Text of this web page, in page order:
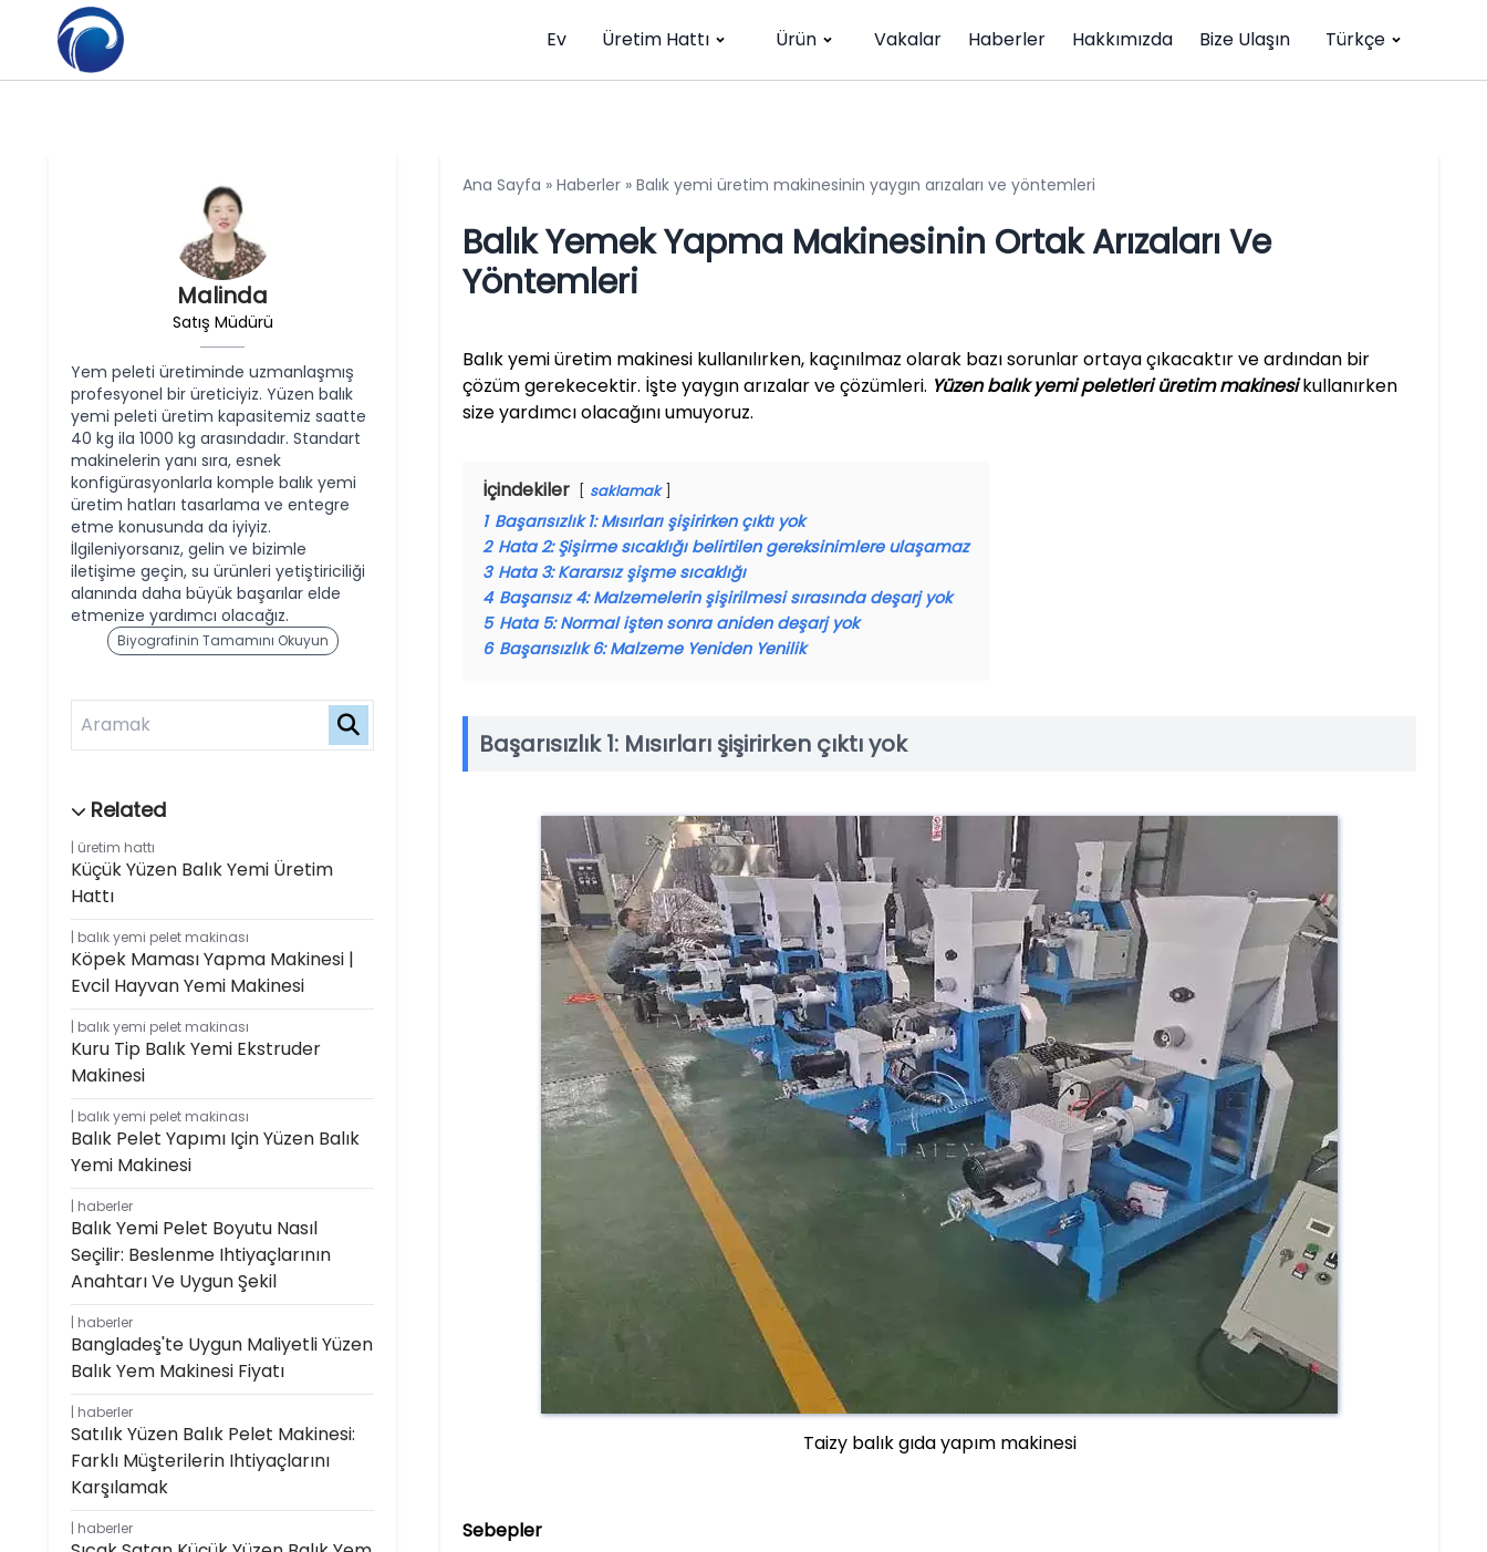
Ev Üretim Hattı Ürün Vakalar Haberler Hakkımızda Bize Ulaşın Türkçe
Malinda
Satış Müdürü
Yem peleti üretiminde uzmanlaşmış
profesyonel bir üreticiyiz. Yüzen balık
yemi peleti üretim kapasitemiz saatte
40 kg ila 1000 kg arasındadır. Standart
makinelerin yanı sıra, esnek
konfigürasyonlarla komple balık yemi
üretim hatları tasarlama ve entegre
etme konusunda da iyiyiz.
İlgileniyorsanız, gelin ve bizimle
iletişime geçin, su ürünleri yetiştiriciliği
alanında daha büyük başarılar elde
etmenize yardımcı olacağız.
Biyografinin Tamamını Okuyun
üretim hattı
Küçük Yüzen Balık Yemi Üretim
Hattı
balık yemi pelet makinası
Köpek Maması Yapma Makinesi |
Evcil Hayvan Yemi Makinesi
balık yemi pelet makinası
Kuru Tip Balık Yemi Ekstruder
Makinesi
balık yemi pelet makinası
Balık Pelet Yapımı Için Yüzen Balık
Yemi Makinesi
haberler
Balık Yemi Pelet Boyutu Nasıl
Seçilir: Beslenme Ihtiyaçlarının
Anahtarı Ve Uygun Şekil
haberler
Bangladeş'te Uygun Maliyetli Yüzen
Balık Yem Makinesi Fiyatı
haberler
Satılık Yüzen Balık Pelet Makinesi:
Farklı Müşterilerin Ihtiyaçlarını
Karşılamak
haberler
Ana Sayfa » Haberler » Balık yemi üretim makinesinin yaygın arızaları ve yöntemleri
Balık Yemek Yapma Makinesinin Ortak Arızaları Ve
Yöntemleri
Balık yemi üretim makinesi kullanılırken, kaçınılmaz olarak bazı sorunlar ortaya çıkacaktır ve ardından bir
çözüm gerekecektir. İşte yaygın arızalar ve çözümleri. Yüzen balık yemi peletleri üretim makinesikullanırken
size yardımcı olacağını umuyoruz.
İçindekiler saklamak
1 Başarısızlık 1: Mısırları şişirirken çıktı yok
2 Hata 2: Şişirme sıcaklığı belirtilen gereksinimlere ulaşamaz
3 Hata 3: Kararsız şişme sıcaklığı
4 Başarısız 4: Malzemelerin şişirilmesi sırasında deşarj yok
5 Hata 5: Normal işten sonra aniden deşarj yok
6 Başarısızlık 6: Malzeme Yeniden Yenilik
Başarısızlık 1: Mısırları şişirirken çıktı yok
Taizy balık gıda yapım makinesi
Sebepler